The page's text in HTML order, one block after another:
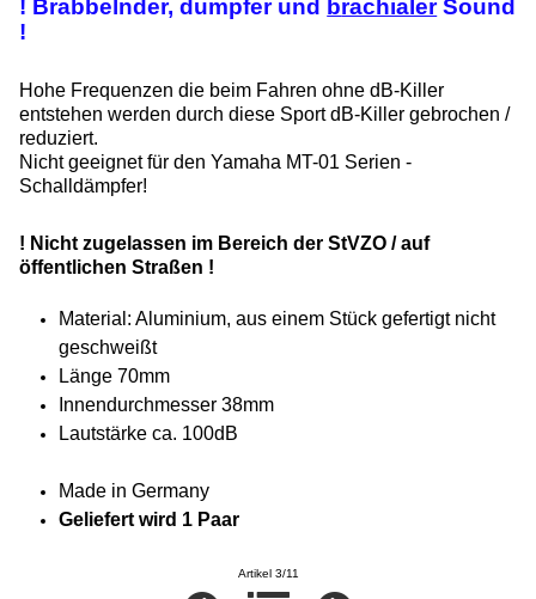
! Brabbelnder,dumpfer und brachialerSound
!
Hohe Frequenzen die beim Fahren ohne dB-Killer
entstehen werden durch diese Sport dB-Killer gebrochen /
reduziert.
Nicht geeignet für den Yamaha MT-01 Serien -
Schalldämpfer!
! Nicht zugelassen im Bereich der StVZO / auf
öffentlichen Straßen !
Material: Aluminium, aus einem Stück gefertigt nicht
geschweißt
Länge 70mm
Innendurchmesser 38mm
Lautstärke ca. 100dB
Made in Germany
Geliefert wird 1 Paar
Artikel 3/11